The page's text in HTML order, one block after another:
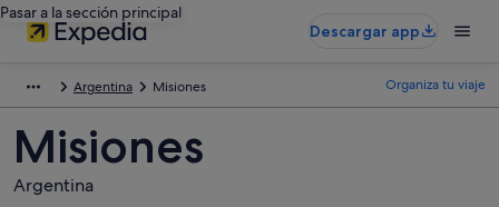
Pasar a la sección principal
Descargar app
Argentina Misiones Organiza tu viaje
Misiones
Argentina